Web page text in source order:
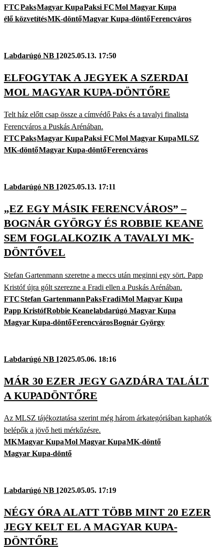
FTCPaksMagyar KupaPaksi FCMol Magyar Kupa
élő közvetítésMK-döntőMagyar Kupa-döntőFerencváros
Labdarúgó NB I2025.05.13. 17:50
ELFOGYTAK A JEGYEK A SZERDAI
MOL MAGYAR KUPA-DÖNTŐRE
Telt ház előtt csap össze a címvédő Paks és a tavalyi finalista
Ferencváros a Puskás Arénában.
FTCPaksMagyar KupaPaksi FCMol Magyar KupaMLSZ
MK-döntőMagyar Kupa-döntőFerencváros
Labdarúgó NB I2025.05.13. 17:11
„EZ EGY MÁSIK FERENCVÁROS” –
BOGNÁR GYÖRGY ÉS ROBBIE KEANE
SEM FOGLALKOZIK A TAVALYI MK-
DÖNTŐVEL
Stefan Gartenmann szeretne a meccs után meginni egy sört. Papp
Kristóf újra gólt szerezne a Fradi ellen a Puskás Arénában.
FTCStefan GartenmannPaksFradiMol Magyar Kupa
Papp KristófRobbie Keanelabdarúgó Magyar Kupa
Magyar Kupa-döntőFerencvárosBognár György
Labdarúgó NB I2025.05.06. 18:16
MÁR 30 EZER JEGY GAZDÁRA TALÁLT
A KUPADÖNTŐRE
Az MLSZ tájékoztatása szerint még három árkategóriában kaphatók
belépők a jövő heti mérkőzésre.
MKMagyar KupaMol Magyar KupaMK-döntő
Magyar Kupa-döntő
Labdarúgó NB I2025.05.05. 17:19
NÉGY ÓRA ALATT TÖBB MINT 20 EZER
JEGY KELT EL A MAGYAR KUPA-
DÖNTŐRE